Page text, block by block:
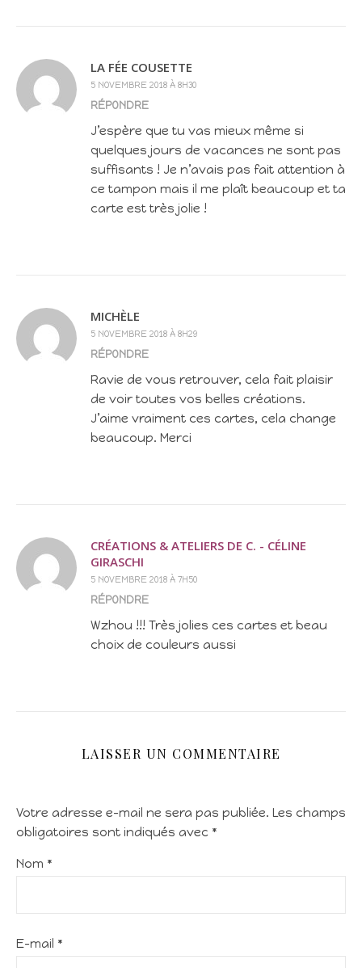
LA FÉE COUSETTE
5 NOVEMBRE 2018 À 8H30
RÉPONDRE
J’espère que tu vas mieux même si
quelques jours de vacances ne sont pas
suffisants ! Je n’avais pas fait attention à
ce tampon mais il me plaît beaucoup et ta
carte est très jolie !
MICHÈLE
5 NOVEMBRE 2018 À 8H29
RÉPONDRE
Ravie de vous retrouver, cela fait plaisir
de voir toutes vos belles créations.
J’aime vraiment ces cartes, cela change
beaucoup. Merci
CRÉATIONS & ATELIERS DE C. - CÉLINE
GIRASCHI
5 NOVEMBRE 2018 À 7H50
RÉPONDRE
Wzhou !!! Très jolies ces cartes et beau
choix de couleurs aussi
LAISSER UN COMMENTAIRE
Votre adresse e-mail ne sera pas publiée. Les champs
obligatoires sont indiqués avec *
Nom *
E-mail *